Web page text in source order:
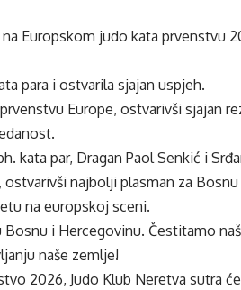
Europskom judo kata prvenstvu
para i ostvarila sjajan uspjeh.
Europe, ostvarivši sjajan
kata par, Dragan Paol Senkić i
najbolji plasman za Bosnu
na europskoj sceni.
i Hercegovinu. Čestitamo
naše zemlje!
2026, Judo Klub Neretva sutra